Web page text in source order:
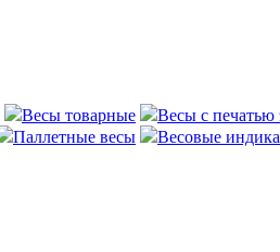
Весы товарные Весы с печатью
Паллетные весы Весовые